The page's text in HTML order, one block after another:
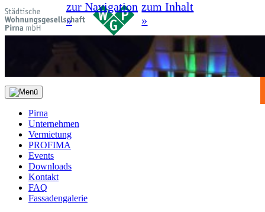
zur Navigation
»
zum Inhalt
»
Pirna
Unternehmen
Vermietung
PROFIMA
Events
Downloads
Kontakt
FAQ
Fassadengalerie